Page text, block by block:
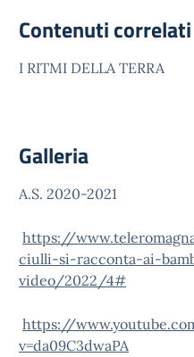
Contenuti correlati
I RITMI DELLA TERRA
Galleria
A.S. 2020-2021
https://
ciulli-si-racconta-ai-
video/2022/4#
https://
v=da09C3dwaPA